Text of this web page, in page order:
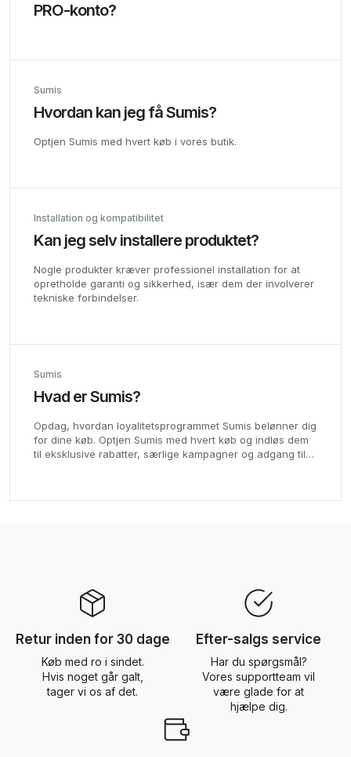
PRO-konto?
Sumis
Hvordan kan jeg få Sumis?
Optjen Sumis med hvert køb i vores butik.
Installation og kompatibilitet
Kan jeg selv installere produktet?
Nogle produkter kræver professionel installation for at
opretholde garanti og sikkerhed, især dem der involverer
tekniske forbindelser.
Sumis
Hvad er Sumis?
Opdag, hvordan loyalitetsprogrammet Sumis belønner dig
for dine køb. Optjen Sumis med hvert køb og indløs dem
til eksklusive rabatter, særlige kampagner og adgang til
Retur inden for 30 dage
Køb med ro i sindet.
Hvis noget går galt,
tager vi os af det.
Efter-salgs service
Har du spørgsmål?
Vores supportteam vil
være glade for at
hjælpe dig.